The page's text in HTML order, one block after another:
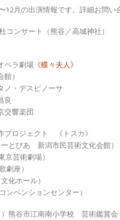
12月の出演情報です。詳細お問い
コンサート（熊谷／高城神社）
ペラ劇場 《蝶々夫人》
館）
ノ・デスピノーサ
良
交響楽団
プロジェクト 《トスカ》
とぴあ 新潟市民芸術文化会館）
京芸術劇場）
劇座）
化ホール）
ンベンションセンター）
）熊谷市江南南小学校 芸術鑑賞会